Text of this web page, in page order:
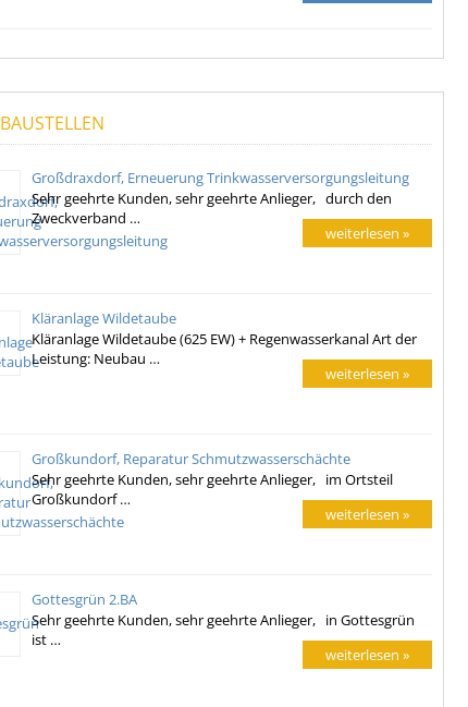
BAUSTELLEN
Großdraxdorf, Erneuerung Trinkwasserversorgungsleitung
Sehr geehrte Kunden, sehr geehrte Anlieger, durch den
Zweckverband …
weiterlesen »
Kläranlage Wildetaube
Kläranlage Wildetaube (625 EW) + Regenwasserkanal Art der
Leistung: Neubau …
weiterlesen »
Großkundorf, Reparatur Schmutzwasserschächte
Sehr geehrte Kunden, sehr geehrte Anlieger, im Ortsteil
Großkundorf …
weiterlesen »
Gottesgrün 2.BA
Sehr geehrte Kunden, sehr geehrte Anlieger, in Gottesgrün
ist …
weiterlesen »